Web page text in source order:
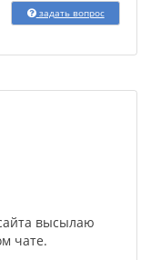
задать вопрос
высылаю
чате.